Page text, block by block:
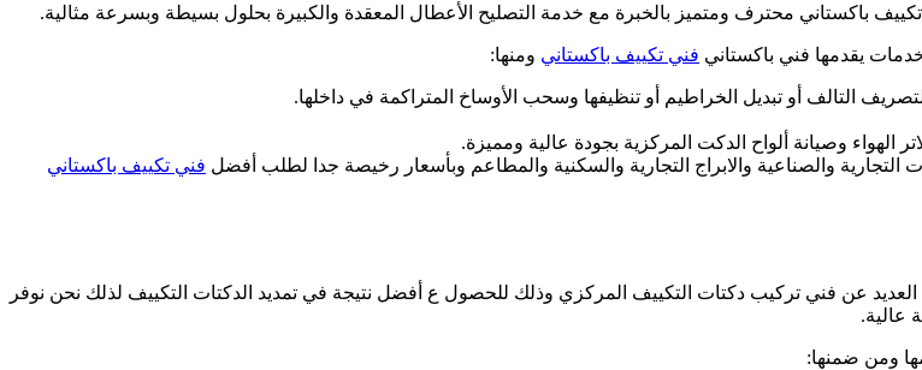
باكستاني محترف ومتميز بالخبرة مع خدمة التصليح الأعطال المعقدة والكبيرة بحلول بسيطة وبسرعة مثالية.
يقدمها فني باكستاني فني تكييف باكستاني ومنها:
التالف أو تبديل الخراطيم أو تنظيفها وسحب الأوساخ المتراكمة في داخلها.
الهواء وصيانة ألواح الدكت المركزية بجودة عالية ومميزة.
والصناعية والابراج التجارية والسكنية والمطاعم وبأسعار رخيصة جدا لطلب أفضل فني تكييف باكستاني
عن فني تركيب دكتات التكييف المركزي وذلك للحصول ع أفضل نتيجة في تمديد الدكتات التكييف لذلك نحن نوفر
عالية.
ومن ضمنها: